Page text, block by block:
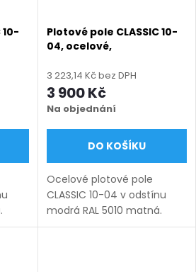
Plotové pole CLASSIC 10-
04, ocelové,
(šířka 100–3300 mm,
výška 450–1950 mm),
modrá RAL 5010 matná
3 223,14 Kč bez DPH
3 900 Kč
Na objednání
DO KOŠÍKU
Ocelové plotové pole
CLASSIC 10-04 v odstínu
modrá RAL 5010 matná.
Bezúdržbová ocel (žárový